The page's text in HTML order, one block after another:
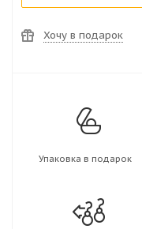
Хочу в подарок
Упаковка в подарок